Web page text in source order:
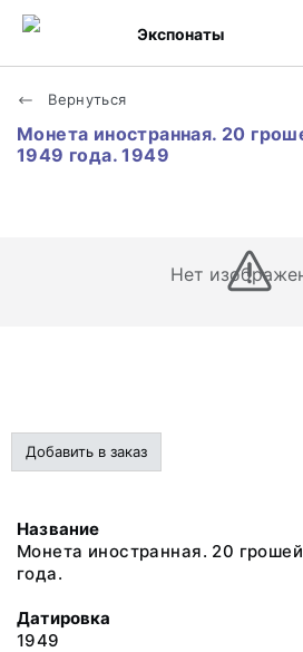
Экспонаты
Вернуться
Монета иностранная. 20
1949 года. 1949
Нет
Добавить в заказ
Название
Монета иностранная. 20
года.
Датировка
1949